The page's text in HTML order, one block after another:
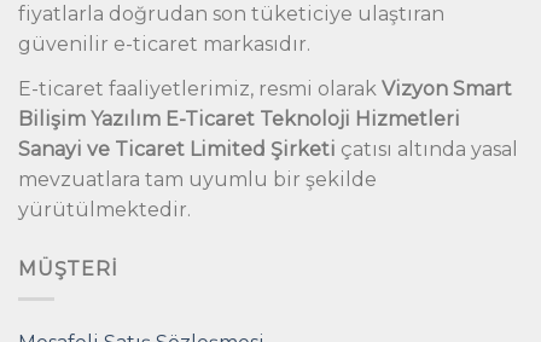
fiyatlarla doğrudan son tüketiciye ulaştıran
güvenilir e-ticaret markasıdır.
E-ticaret faaliyetlerimiz, resmi olarak Vizyon Smart
Bilişim Yazılım E-Ticaret Teknoloji Hizmetleri
Sanayi ve Ticaret Limited Şirketi çatısı altında yasal
mevzuatlara tam uyumlu bir şekilde
yürütülmektedir.
MÜŞTERI